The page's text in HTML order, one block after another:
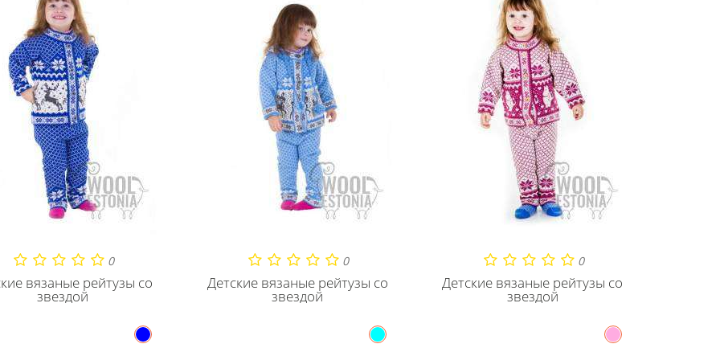
0
вязаные рейтузы со
звездой
0
Детские вязаные рейтузы со
звездой
0
Детские вязаные рейтузы со
звездой